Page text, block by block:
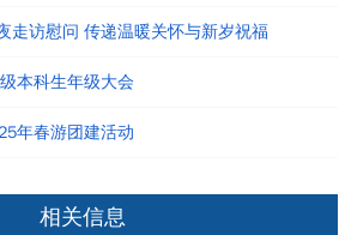
走访慰问 传递温暖关怀与新岁祝福
本科生年级大会
年春游团建活动
相关信息